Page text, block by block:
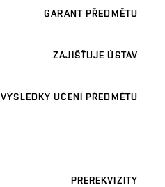
GARANT PŘEDMĚTU
ZAJIŠŤUJE ÚSTAV
VÝSLEDKY UČENÍ PŘEDMĚTU
PREREKVIZITY